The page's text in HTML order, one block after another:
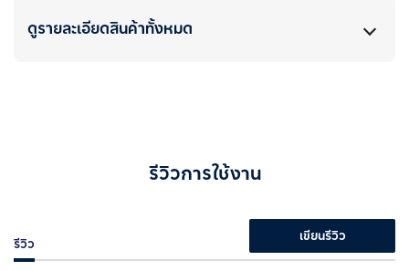
ดูรายละเอียดสินค้าทั้งหมด
รีวิวการใช้งาน
รีวิว เขียนรีวิว